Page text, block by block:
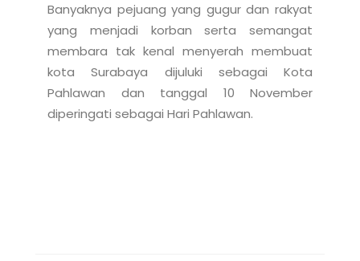
Banyaknya pejuang yang gugur dan rakyat
yang menjadi korban serta semangat
membara tak kenal menyerah membuat
kota Surabaya dijuluki sebagai Kota
Pahlawan dan tanggal 10 November
diperingati sebagai Hari Pahlawan.